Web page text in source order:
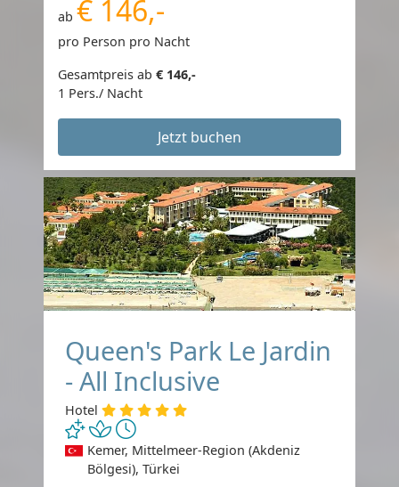
ab € 146,-
pro Person pro Nacht
Gesamtpreis ab € 146,-
1 Pers./ Nacht
Jetzt buchen
Queen's Park Le Jardin
- All Inclusive
Hotel
Kemer, Mittelmeer-Region (Akdeniz
Bölgesi), Türkei